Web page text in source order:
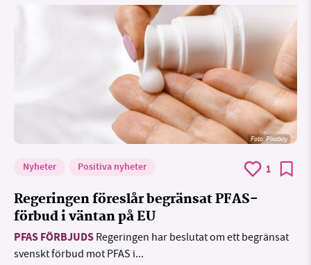
Foto:Pixabay
Nyheter Positiva nyheter 1
Regeringen föreslår begränsat PFAS-
förbud i väntan på EU
PFAS FÖRBJUDS Regeringen har beslutat om ett begränsat
svenskt förbud mot PFAS i...